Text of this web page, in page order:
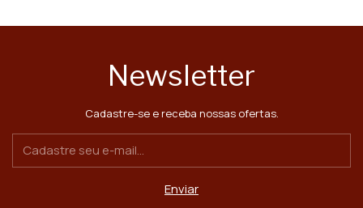
Newsletter
Cadastre-se e receba nossas ofertas.